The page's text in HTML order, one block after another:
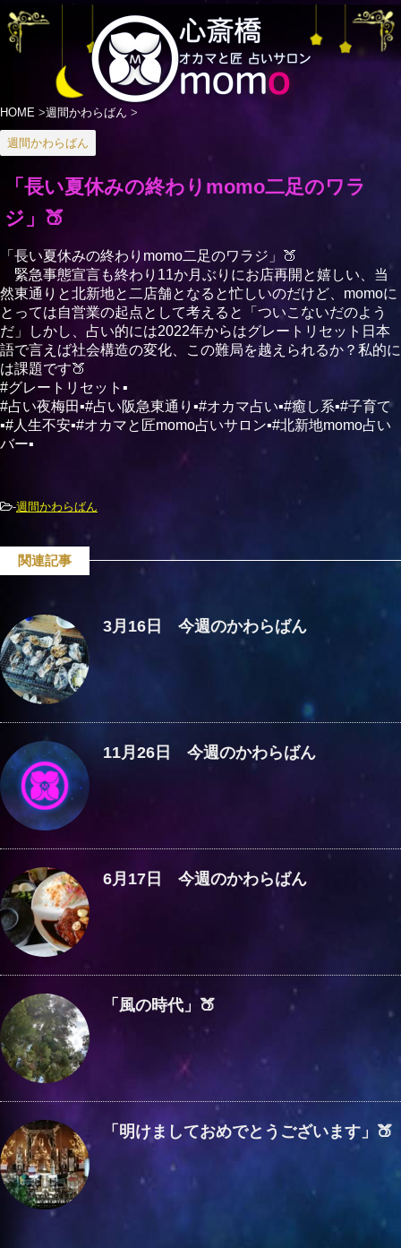
HOME >週間かわらばん >
週間かわらばん
「長い夏休みの終わりmomo二足のワラ
ジ」🍑
「長い夏休みの終わりmomo二足のワラジ」🍑
緊急事態宣言も終わり11か月ぶりにお店再開と嬉しい、当
然東通りと北新地と二店舗となると忙しいのだけど、momoに
とっては自営業の起点として考えると「ついこないだのよう
だ」しかし、占い的には2022年からはグレートリセット日本
語で言えば社会構造の変化、この難局を越えられるか？私的に
は課題です🍑
#グレートリセット▪
#占い夜梅田▪#占い阪急東通り▪#オカマ占い▪#癒し系▪#子育て
▪#人生不安▪#オカマと匠momo占いサロン▪#北新地momo占い
バー▪
-週間かわらばん
関連記事
3月16日 今週のかわらばん
11月26日 今週のかわらばん
6月17日 今週のかわらばん
「風の時代」🍑
「明けましておめでとうございます」🍑